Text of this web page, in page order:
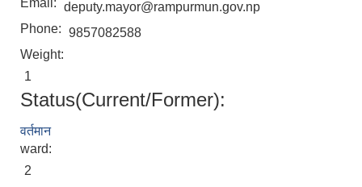
Email: deputy.mayor@rampurmun.gov.np
Phone: 9857082588
Weight:
1
Status(Current/Former):
वर्तमान
ward:
2